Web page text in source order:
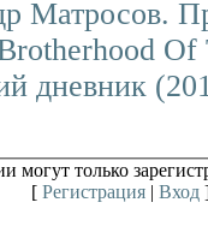
Матросов.
дневник
могут только
[ Регистрация| Вход